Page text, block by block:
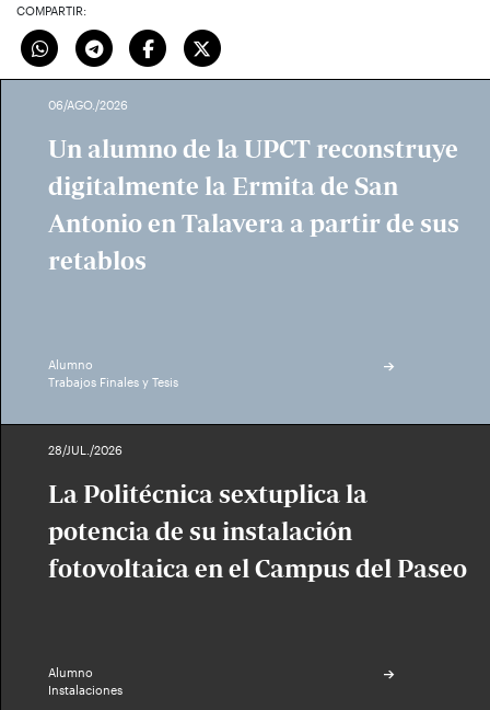
COMPARTIR:
06/AGO./2026
Un alumno de la UPCT reconstruye
digitalmente la Ermita de San
Antonio en Talavera a partir de sus
retablos
Alumno
Trabajos Finales y Tesis
28/JUL./2026
La Politécnica sextuplica la
potencia de su instalación
fotovoltaica en el Campus del Paseo
Alumno
Instalaciones